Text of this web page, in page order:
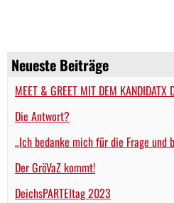
Neueste Beiträge
MEET & GREET MIT DEM KANDIDATX
Die Antwort?
„Ich bedanke mich für die Frage und
Der GröVaZ kommt!
DeichsPARTEItag 2023